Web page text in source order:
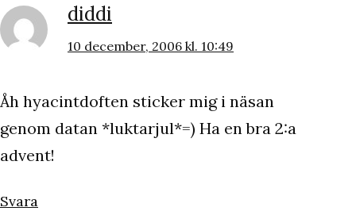
diddi
10 december, 2006 kl. 10:49
Åh hyacintdoften sticker mig i näsan
genom datan *luktarjul*=) Ha en bra 2:a
advent!
Svara